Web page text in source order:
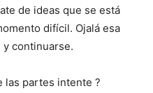
de ideas que se está
difícil. Ojalá esa
continuarse.
las partes intente ?